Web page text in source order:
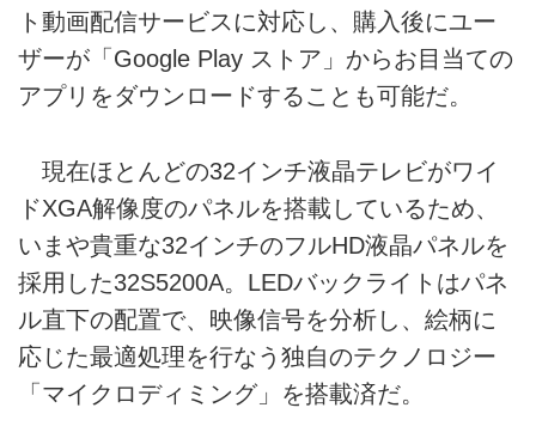
ト動画配信サービスに対応し、購入後にユー
ザーが「Google Play ストア」からお目当ての
アプリをダウンロードすることも可能だ。
現在ほとんどの32インチ液晶テレビがワイ
ドXGA解像度のパネルを搭載しているため、
いまや貴重な32インチのフルHD液晶パネルを
採用した32S5200A。LEDバックライトはパネ
ル直下の配置で、映像信号を分析し、絵柄に
応じた最適処理を行なう独自のテクノロジー
「マイクロディミング」を搭載済だ。